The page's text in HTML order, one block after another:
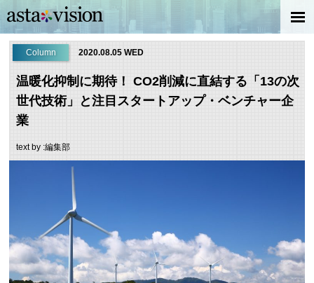
Column 2020.08.05 WED
温暖化抑制に期待！ CO2削減に直結する「13の次
世代技術」と注目スタートアップ・ベンチャー企
業
text by :編集部